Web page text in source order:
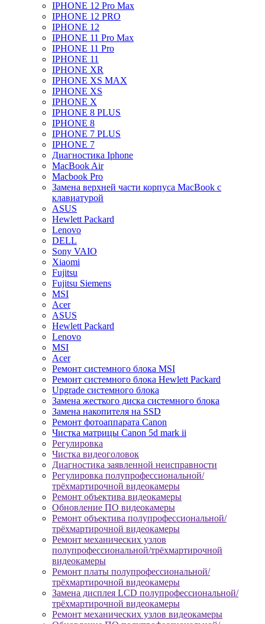
IPHONE 12 Pro Max
IPHONE 12 PRO
IPHONE 12
IPHONE 11 Pro Max
IPHONE 11 Pro
IPHONE 11
IPHONE XR
IPHONE XS MAX
IPHONE XS
IPHONE X
IPHONE 8 PLUS
IPHONE 8
IPHONE 7 PLUS
IPHONE 7
Диагностика Iphone
MacBook Air
Macbook Pro
Замена верхней части корпуса MacBook с
клавиатурой
ASUS
Hewlett Packard
Lenovo
DELL
Sony VAIO
Xiaomi
Fujitsu
Fujitsu Siemens
MSI
Acer
ASUS
Hewlett Packard
Lenovo
MSI
Acer
Ремонт системного блока MSI
Ремонт системного блока Hewlett Packard
Upgrade системного блока
Замена жесткого диска системного блока
Замена накопителя на SSD
Ремонт фотоаппарата Canon
Чистка матрицы Canon 5d mark ii
Регулировка
Чистка видеоголовок
Диагностика заявленной неисправности
Регулировка полупрофессиональной/
трёхмартирочной видеокамеры
Ремонт объектива видеокамеры
Обновление ПО видеокамеры
Ремонт объектива полупрофессиональной/
трёхмартирочной видеокамеры
Ремонт механических узлов
полупрофессиональной/трёхмартирочной
видеокамеры
Ремонт платы полупрофессиональной/
трёхмартирочной видеокамеры
Замена дисплея LCD полупрофессиональной/
трёхмартирочной видеокамеры
Ремонт механических узлов видеокамеры